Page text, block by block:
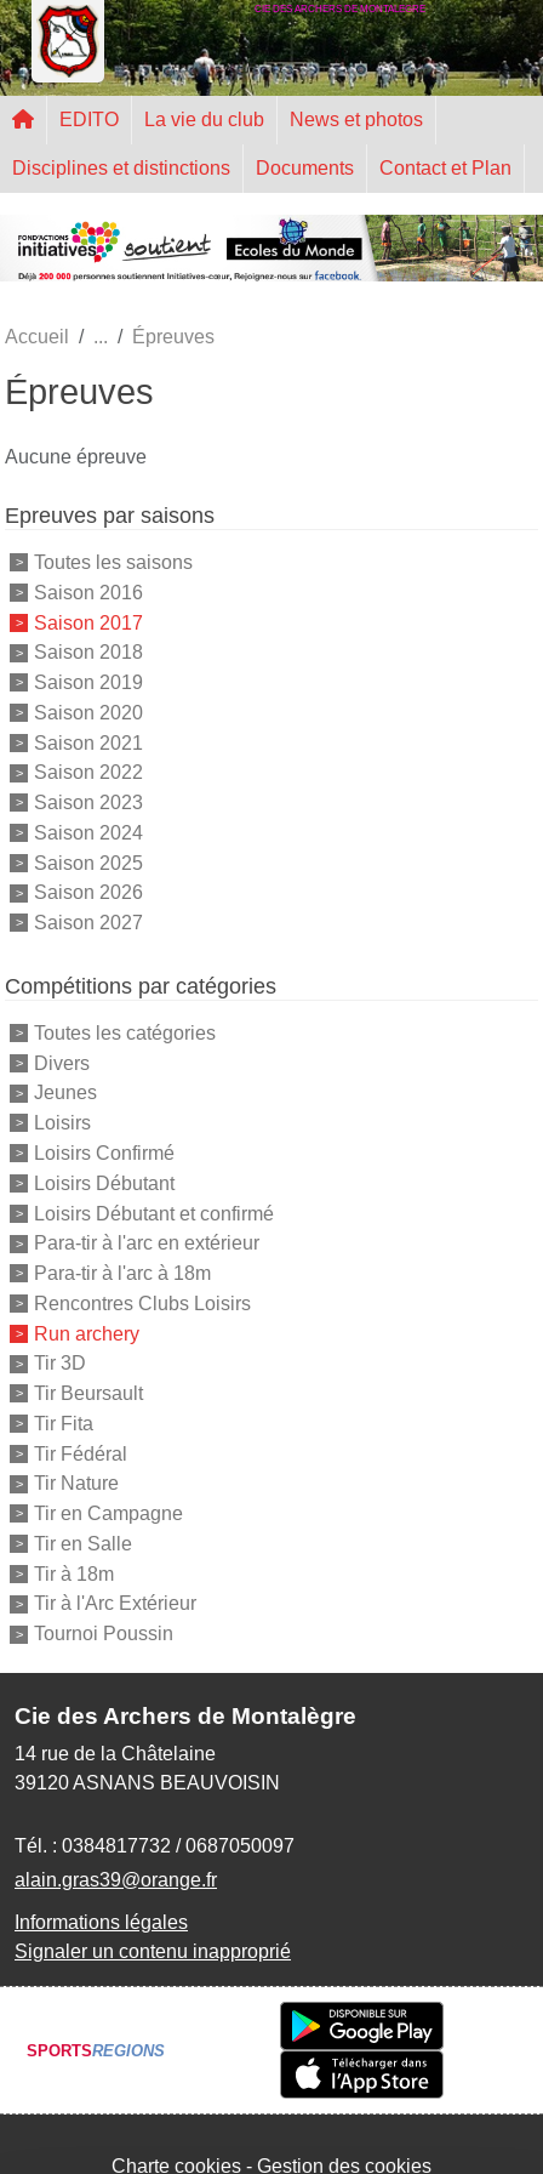
CIE DES ARCHERS DE MONTALEGRE
EDITO La vie du club News et photos
Disciplines et distinctions Documents Contact et Plan
Accueil Épreuves
Épreuves
Aucune épreuve
Epreuves par saisons
Toutes les saisons
Saison 2016
Saison 2017
Saison 2018
Saison 2019
Saison 2020
Saison 2021
Saison 2022
Saison 2023
Saison 2024
Saison 2025
Saison 2026
Saison 2027
Compétitions par catégories
Toutes les catégories
Divers
Jeunes
Loisirs
Loisirs Confirmé
Loisirs Débutant
Loisirs Débutant et confirmé
Para-tir à l'arc en extérieur
Para-tir à l'arc à 18m
Rencontres Clubs Loisirs
Run archery
Tir 3D
Tir Beursault
Tir Fita
Tir Fédéral
Tir Nature
Tir en Campagne
Tir en Salle
Tir à 18m
Tir à l'Arc Extérieur
Tournoi Poussin
Cie des Archers de Montalègre
14 rue de la Châtelaine
39120ASNANS BEAUVOISIN
Tél. : 0384817732 / 0687050097
alain.gras39@orange.fr
Informations légales
Signaler un contenu inapproprié
SPORTSREGIONS
Charte cookies Gestion des cookies
Panneau de gestion des cookies